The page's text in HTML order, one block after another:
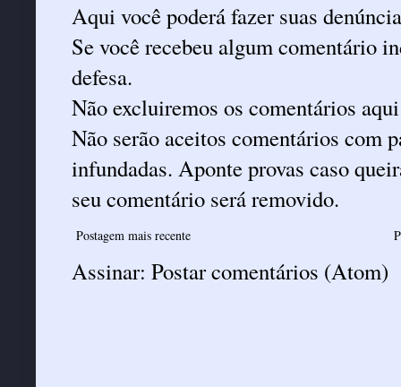
Aqui você poderá fazer suas
Se você recebeu algum comentário
defesa.
Não excluiremos os comentários
Não serão aceitos comentários com
infundadas. Aponte provas caso
seu comentário será removido.
Postagem mais recente
Assinar: Postar comentários (Atom)